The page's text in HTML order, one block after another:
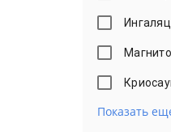
Показать